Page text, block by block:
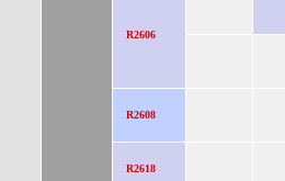
R2606
R2608
R2618